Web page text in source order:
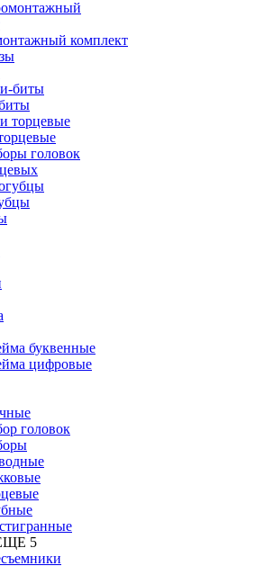
комплект
головок
буквенные
цифровые
головок
5